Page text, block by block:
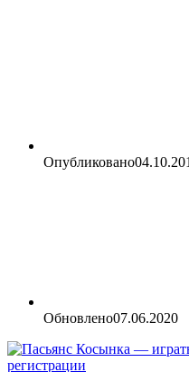
Опубликовано
Обновлено07.06.2020